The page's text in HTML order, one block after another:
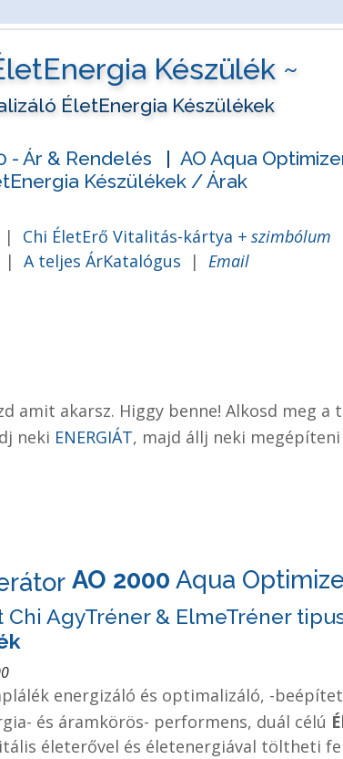
Készülék ~
ÉletEnergia Készülékek
- Ár & Rendelés | AO Aqua
Készülékek / Árak
| Chi ÉletErő Vitalitás-kártya + szimbólum
| A teljes ÁrKatalógus | Email
amit akarsz. Higgy benne! Alkosd meg a
neki ENERGIÁT, majd állj neki
AO 2000 Aqua
Chi AgyTréner & ElmeTréner
energizáló és optimalizáló, -
és áramkörös- performens, duál célú
életerővel és életenergiával töltheti